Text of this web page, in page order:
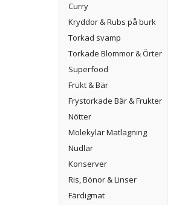
Curry
Kryddor & Rubs på burk
Torkad svamp
Torkade Blommor & Örter
Superfood
Frukt & Bär
Frystorkade Bär & Frukter
Nötter
Molekylär Matlagning
Nudlar
Konserver
Ris, Bönor & Linser
Färdigmat